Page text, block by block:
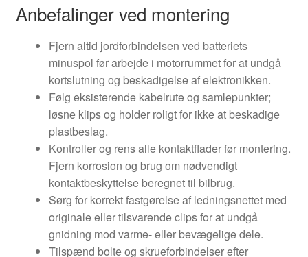
Anbefalinger ved montering
Fjern altid jordforbindelsen ved batteriets
minuspol før arbejde i motorrummet for at undgå
kortslutning og beskadigelse af elektronikken.
Følg eksisterende kabelrute og samlepunkter;
løsne klips og holder roligt for ikke at beskadige
plastbeslag.
Kontroller og rens alle kontaktflader før montering.
Fjern korrosion og brug om nødvendigt
kontaktbeskyttelse beregnet til bilbrug.
Sørg for korrekt fastgørelse af ledningsnettet med
originale eller tilsvarende clips for at undgå
gnidning mod varme- eller bevægelige dele.
Tilspænd bolte og skrueforbindelser efter